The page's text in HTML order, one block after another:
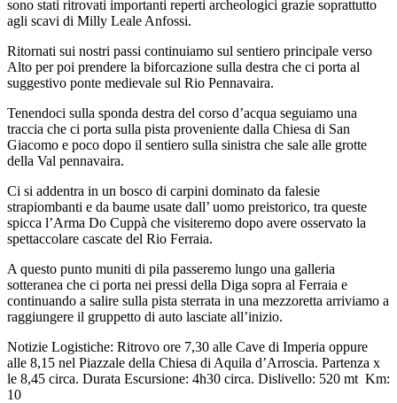
sono stati ritrovati importanti reperti archeologici grazie soprattutto
agli scavi di Milly Leale Anfossi.
Ritornati sui nostri passi continuiamo sul sentiero principale verso
Alto per poi prendere la biforcazione sulla destra che ci porta al
suggestivo ponte medievale sul Rio Pennavaira.
Tenendoci sulla sponda destra del corso d’acqua seguiamo una
traccia che ci porta sulla pista proveniente dalla Chiesa di San
Giacomo e poco dopo il sentiero sulla sinistra che sale alle grotte
della Val pennavaira.
Ci si addentra in un bosco di carpini dominato da falesie
strapiombanti e da baume usate dall’ uomo preistorico, tra queste
spicca l’Arma Do Cuppà che visiteremo dopo avere osservato la
spettaccolare cascate del Rio Ferraia.
A questo punto muniti di pila passeremo lungo una galleria
sotteranea che ci porta nei pressi della Diga sopra al Ferraia e
continuando a salire sulla pista sterrata in una mezzoretta arriviamo a
raggiungere il gruppetto di auto lasciate all’inizio.
Notizie Logistiche: Ritrovo ore 7,30 alle Cave di Imperia oppure
alle 8,15 nel Piazzale della Chiesa di Aquila d’Arroscia. Partenza x
le 8,45 circa. Durata Escursione: 4h30 circa. Dislivello: 520 mt Km:
10